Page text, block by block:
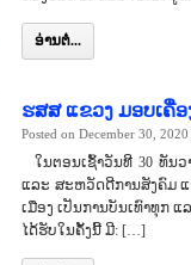
ອ່ານຕໍ່...
ຮສສ ແຂວງ ມອບເຄື່
Posted on December 30, 2020
ໃນຕອນເຊົ້າວັນທີ 30 ທັນວ
ແລະ ສະຫວັດດີການສັງຄົມ ແ
ເມືອງ ເປັນການບັນເທົາທຸກ
ໄດ້ຮັບໃນຄັ້ງນີ້ ມີ: […]